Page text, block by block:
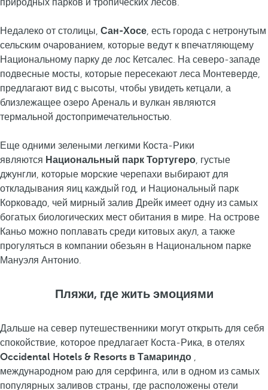
природных парков и тропических лесов.
Недалеко от столицы, Сан-Хосе, есть города с нетронутым
сельским очарованием, которые ведут к впечатляющему
Национальному парку де лос Кетсалес. На северо-западе
подвесные мосты, которые пересекают леса Монтеверде,
предлагают вид с высоты, чтобы увидеть кетцали, а
близлежащее озеро Ареналь и вулкан являются
термальной достопримечательностью.
Еще одними зелеными легкими Коста-Рики
являются Национальный парк Тортугеро, густые
джунгли, которые морские черепахи выбирают для
откладывания яиц каждый год, и Национальный парк
Корковадо, чей мирный залив Дрейк имеет одну из самых
богатых биологических мест обитания в мире. На острове
Каньо можно поплавать среди китовых акул, а также
прогуляться в компании обезьян в Национальном парке
Мануэля Антонио.
Пляжи, где жить эмоциями
Дальше на север путешественники могут открыть для себя
спокойствие, которое предлагает Коста-Рика, в отелях
Occidental Hotels & Resorts в Тамариндо ,
международном раю для серфинга, или в одном из самых
популярных заливов страны, где расположены отели